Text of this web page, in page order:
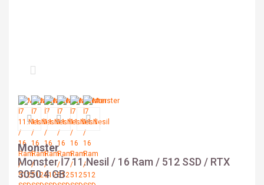
Monster
Monster İ7 11.Nesil / 16 Ram / 512 SSD / RTX
3050 4 GB